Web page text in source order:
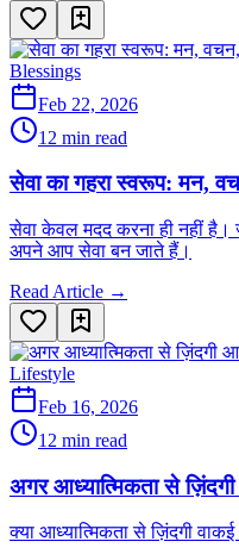
Blessings
Feb 22, 2026
12 min read
सेवा का गहरा स्वरूप: मन,
सेवा केवल मदद करना ही नहीं है।
अपने आप सेवा बन जाते हैं।
Read Article →
Lifestyle
Feb 16, 2026
12 min read
अगर आध्यात्मिकता से
क्या आध्यात्मिकता से ज़िंदगी